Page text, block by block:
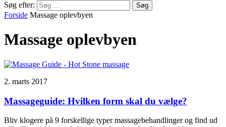
Søg efter:
Forside Massage oplevbyen
Massage oplevbyen
2. marts 2017
Massageguide: Hvilken form skal du vælge?
Bliv klogere på 9 forskellige typer massagebehandlinger og find ud